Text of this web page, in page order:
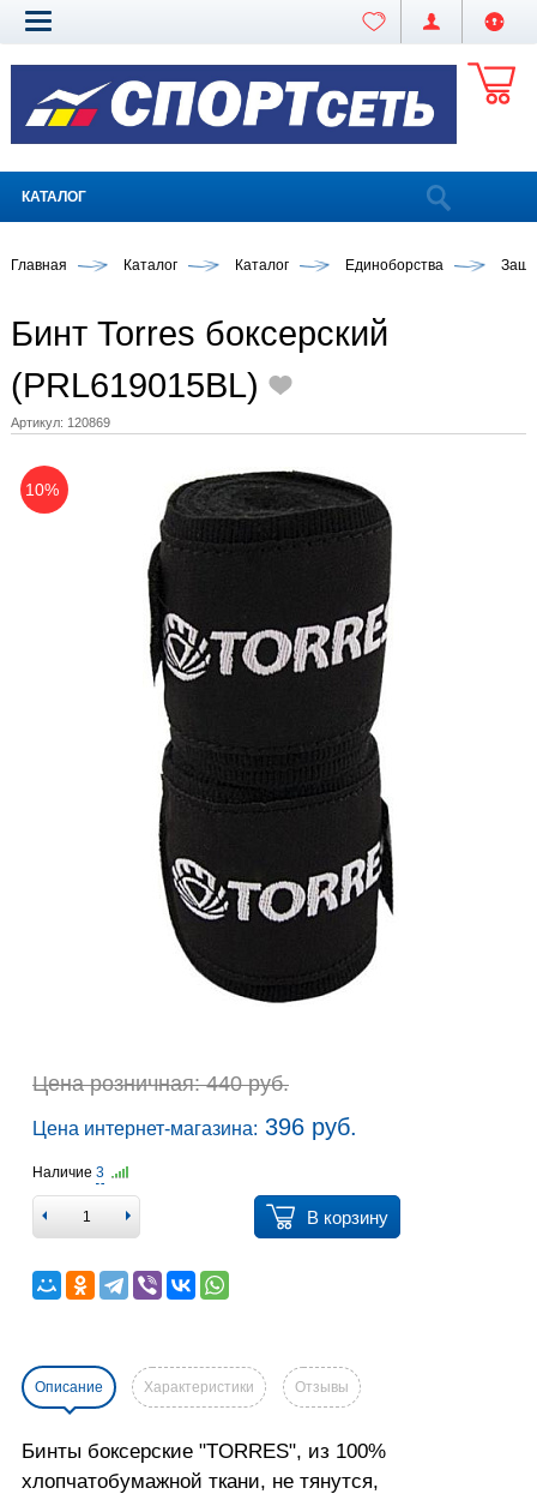
КАТАЛОГ
Главная Каталог Каталог Единоборства
Бинт Torres боксерский
(PRL619015BL)
Артикул: 120869
10%
Цена розничная: 440 руб.
Цена интернет-магазина: 396 руб.
Наличие 3
В корзину
Описание Характеристики Отзывы
Бинты боксерские "TORRES", из 100%
хлопчатобумажной ткани, не тянутся,